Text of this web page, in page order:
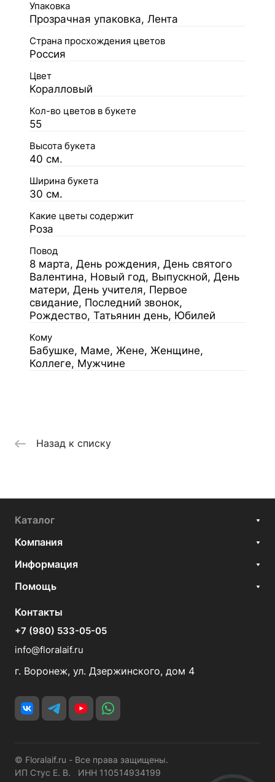
Упаковка
Прозрачная упаковка, Лента
Страна просхождения цветов
Россия
Цвет
Коралловый
Кол-во цветов в букете
55
Высота букета
40 см.
Ширина букета
30 см.
Какие цветы содержит
Роза
Повод
8 марта, День рождения, День святого
Валентина, Новый год, Выпускной, День
матери, День учителя, Первое
свидание, Последний звонок,
Рождество, Татьянин день, Юбилей
Кому
Бабушке, Маме, Жене, Женщине,
Коллеге, Мужчине
Назад к списку
Каталог
Компания
Информация
Помощь
Контакты
+7 (980) 533-05-05
info@floralaif.ru
г. Воронеж, ул. Дзержинского, дом 4
© Floralaif.ru - Все права защищены.
ИП Стус Е. В. ИНН 110514934199